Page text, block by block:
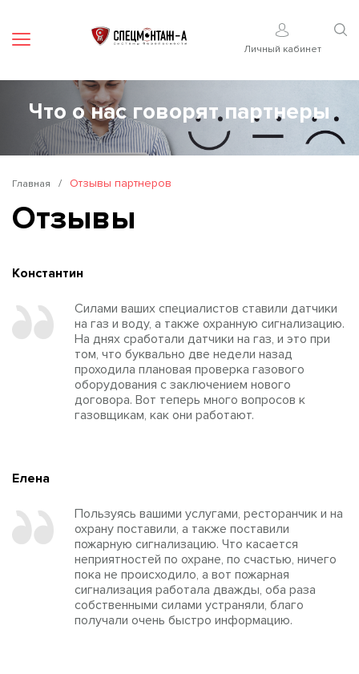
Личный кабинет
Что о нас говорят партнеры
Главная / Отзывы партнеров
Отзывы
Константин
Силами ваших специалистов ставили датчики
на газ и воду, а также охранную сигнализацию.
На днях сработали датчики на газ, и это при
том, что буквально две недели назад
проходила плановая проверка газового
оборудования с заключением нового
договора. Вот теперь много вопросов к
газовщикам, как они работают.
Елена
Пользуясь вашими услугами, ресторанчик и на
охрану поставили, а также поставили
пожарную сигнализацию. Что касается
неприятностей по охране, по счастью, ничего
пока не происходило, а вот пожарная
сигнализация работала дважды, оба раза
собственными силами устраняли, благо
получали очень быстро информацию.